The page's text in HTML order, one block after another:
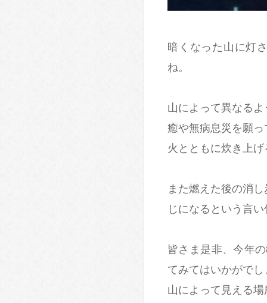
暗くなった山に灯
ね。
山によって異なる
癒や無病息災を願
火とともに炊き上
また燃えた後の消
じになるという言
皆さま是非、今年
てみてはいかがで
山によって見える